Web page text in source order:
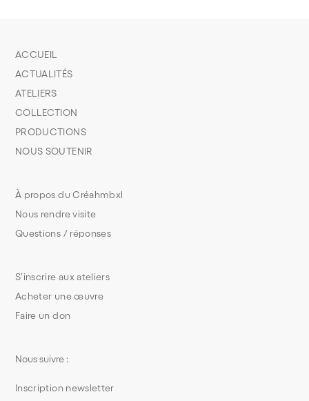
S’inscrire aux ateliers
Acheter une œuvre
Faire un don
À propos du Créahmbxl
Nous rendre visite
Questions / réponses
ACCUEIL
ACTUALITÉS
ATELIERS
COLLECTION
PRODUCTIONS
NOUS SOUTENIR
Nous suivre :
Inscription newsletter